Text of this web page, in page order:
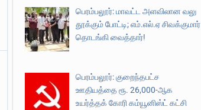
பெரம்பலூர்: மாவட்ட அளவிலான வலு
தூக்கும் போட்டி; எம்.எல்.ஏ சிவக்குமார்
தொடங்கி வைத்தார்!
பெரம்பலூர்: குறைந்தபட்ச
ஊதியத்தை ரூ. 26,000-ஆக
உயர்த்தக் கோரி கம்யூனிஸ்ட் கட்சி